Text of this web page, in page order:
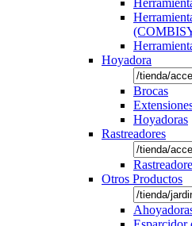
Hoyadora
Brocas
Hoyadoras
Rastreadores
Otros Productos